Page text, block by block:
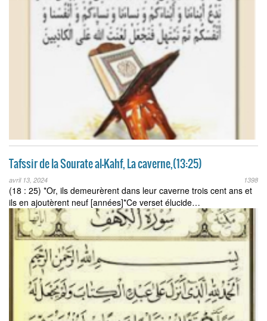
Tafssir de la Sourate al-Kahf, La caverne,(13:25)
avril 13, 2024 1398
(18 : 25) *Or, ils demeurèrent dans leur caverne trois cent ans et
ils en ajoutèrent neuf [années]*Ce verset élucide…